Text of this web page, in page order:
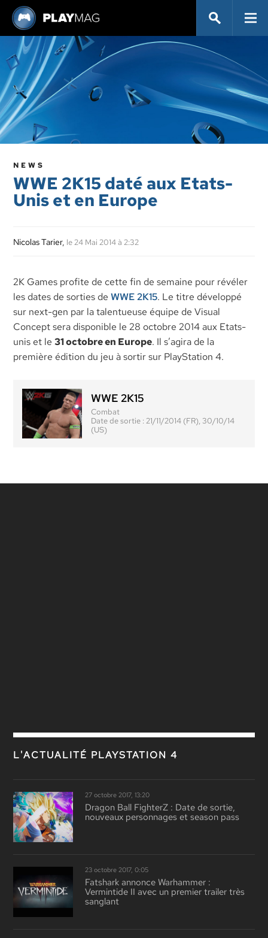
NEWS
WWE 2K15 daté aux Etats-
Unis et en Europe
Nicolas Tarier, le 24 Mai 2014 à 2:32
2K Games profite de cette fin de semaine pour révéler
les dates de sorties deWWE 2K15. Le titre développé
sur next-gen par la talentueuse équipe de Visual
Concept sera disponible le 28 octobre 2014 aux Etats-
unis et le31 octobre en Europe. Il s’agira de la
première édition du jeu à sortir sur PlayStation 4.
WWE 2K15
Combat
Date de sortie :21/11/2014 (FR), 30/10/14
(US)
L'ACTUALITÉ PLAYSTATION 4
27 octobre 2017, 13:20
Dragon Ball FighterZ : Date de sortie,
nouveaux personnages et season pass
23 octobre 2017, 0:05
Fatshark annonce Warhammer :
Vermintide II avec un premier trailer très
sanglant